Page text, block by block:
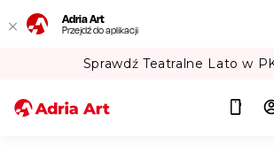
Adria Art
Przejdź do aplikacji
Sprawdź Teatralne Lato w